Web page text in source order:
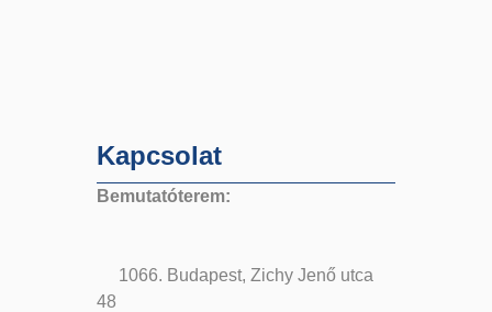
Kapcsolat
Bemutatóterem:
1066. Budapest, Zichy Jenő utca
48